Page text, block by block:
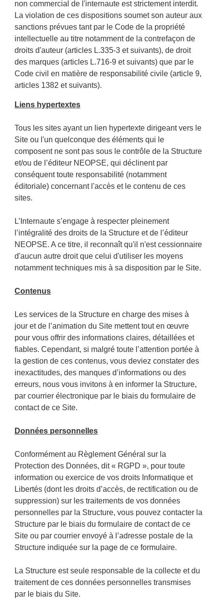
non commercial de l'internaute est strictement interdit.
La violation de ces dispositions soumet son auteur aux
sanctions prévues tant par le Code de la propriété
intellectuelle au titre notamment de la contrefaçon de
droits d'auteur (articles L.335-3 et suivants), de droit
des marques (articles L.716-9 et suivants) que par le
Code civil en matière de responsabilité civile (article 9,
articles 1382 et suivants).
Liens hypertextes
Tous les sites ayant un lien hypertexte dirigeant vers le
Site ou l'un quelconque des éléments qui le
composent ne sont pas sous le contrôle de la Structure
et/ou de l’éditeur NEOPSE, qui déclinent par
conséquent toute responsabilité (notamment
éditoriale) concernant l'accès et le contenu de ces
sites.
L’Internaute s’engage à respecter pleinement
l’intégralité des droits de la Structure et de l’éditeur
NEOPSE. A ce titre, il reconnaît qu'il n'est cessionnaire
d'aucun autre droit que celui d'utiliser les moyens
notamment techniques mis à sa disposition par le Site.
Contenus
Les services de la Structure en charge des mises à
jour et de l’animation du Site mettent tout en œuvre
pour vous offrir des informations claires, détaillées et
fiables. Cependant, si malgré toute l’attention portée à
la gestion de ces contenus, vous deviez constater des
inexactitudes, des manques d’informations ou des
erreurs, nous vous invitons à en informer la Structure,
par courrier électronique par le biais du formulaire de
contact de ce Site.
Données personnelles
Conformément au Règlement Général sur la
Protection des Données, dit « RGPD », pour toute
information ou exercice de vos droits Informatique et
Libertés (dont les droits d’accès, de rectification ou de
suppression) sur les traitements de vos données
personnelles par la Structure, vous pouvez contacter la
Structure par le biais du formulaire de contact de ce
Site ou par courrier envoyé à l’adresse postale de la
Structure indiquée sur la page de ce formulaire.
La Structure est seule responsable de la collecte et du
traitement de ces données personnelles transmises
par le biais du Site.